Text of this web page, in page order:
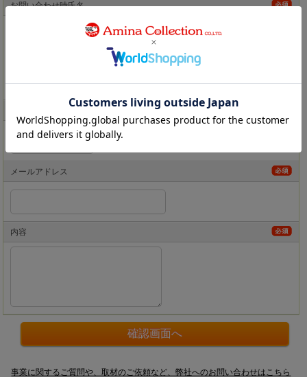
お問い合わせ時氏名
メールアドレス
内容
事業に関するご質問や、取材のご依頼など、弊社へのお問い合わせはこちら